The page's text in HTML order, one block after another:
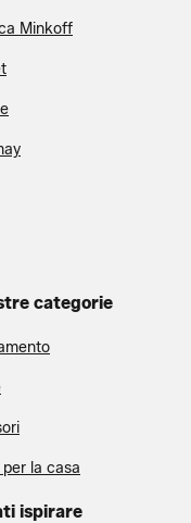
Minkoff
categorie
la casa
ispirare